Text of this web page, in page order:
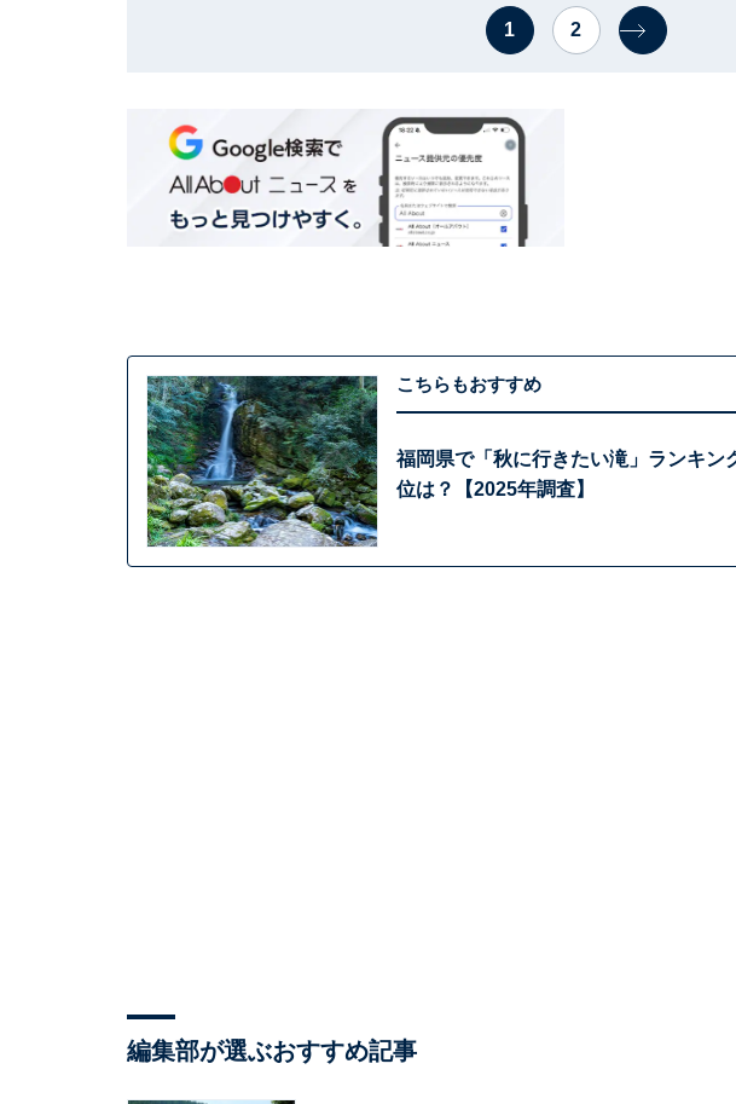
1 2
こちらもおすすめ
福岡県で「秋に行きたい滝」ランキン
位は？【2025年調査】
編集部が選ぶおすすめ記事